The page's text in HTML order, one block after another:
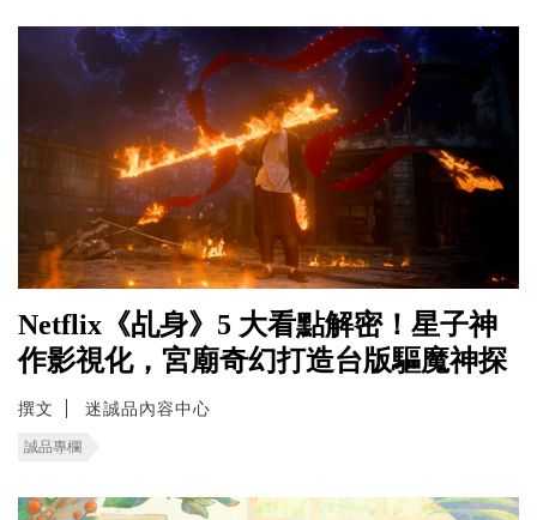
Netflix《乩身》5 大看點解密！星子神
作影視化，宮廟奇幻打造台版驅魔神探
撰文 迷誠品內容中心
誠品專欄